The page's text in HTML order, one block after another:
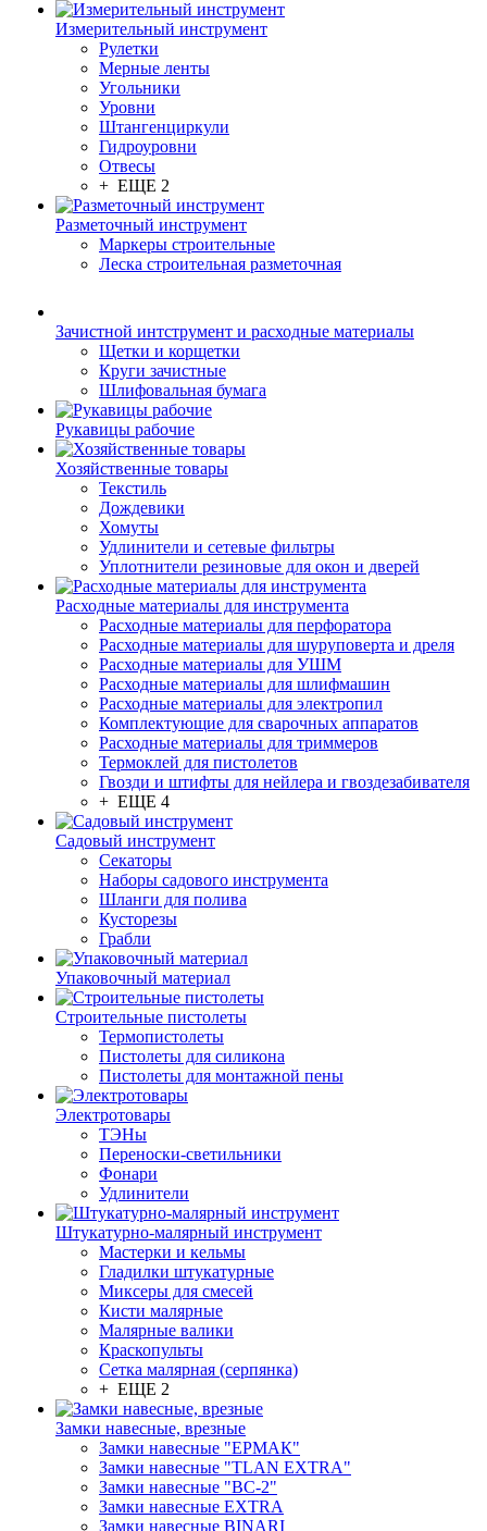
Измерительный инструмент
Рулетки
Мерные ленты
Угольники
Уровни
Штангенциркули
Гидроуровни
Отвесы
+ ЕЩЕ 2
Разметочный инструмент
Маркеры строительные
Леска строительная разметочная
Зачистной интструмент и расходные материалы
Щетки и корщетки
Круги зачистные
Шлифовальная бумага
Рукавицы рабочие
Хозяйственные товары
Текстиль
Дождевики
Хомуты
Удлинители и сетевые фильтры
Уплотнители резиновые для окон и дверей
Расходные материалы для инструмента
Расходные материалы для перфоратора
Расходные материалы для шуруповерта и дреля
Расходные материалы для УШМ
Расходные материалы для шлифмашин
Расходные материалы для электропил
Комплектующие для сварочных аппаратов
Расходные материалы для триммеров
Термоклей для пистолетов
Гвозди и штифты для нейлера и гвоздезабивателя
+ ЕЩЕ 4
Садовый инструмент
Секаторы
Наборы садового инструмента
Шланги для полива
Кусторезы
Грабли
Упаковочный материал
Строительные пистолеты
Термопистолеты
Пистолеты для силикона
Пистолеты для монтажной пены
Электротовары
ТЭНы
Переноски-светильники
Фонари
Удлинители
Штукатурно-малярный инструмент
Мастерки и кельмы
Гладилки штукатурные
Миксеры для смесей
Кисти малярные
Малярные валики
Краскопульты
Сетка малярная (серпянка)
+ ЕЩЕ 2
Замки навесные, врезные
Замки навесные "ЕРМАК"
Замки навесные "TLAN EXTRA"
Замки навесные "ВС-2"
Замки навесные EXTRA
Замки навесные BINARI